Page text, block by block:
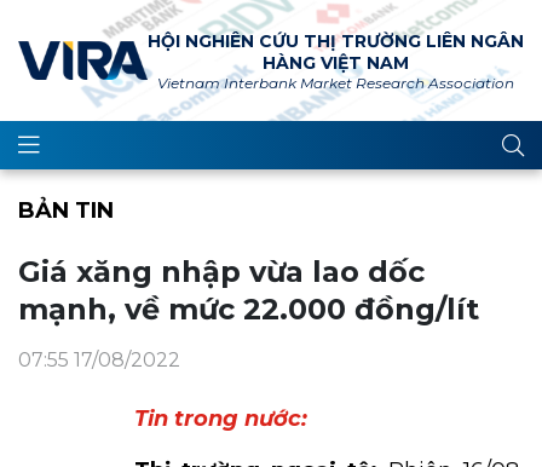
HỘI NGHIÊN CỨU THỊ TRƯỜNG LIÊN NGÂN
HÀNG VIỆT NAM
Vietnam Interbank Market Research Association
BẢN TIN
Giá xăng nhập vừa lao dốc
mạnh, về mức 22.000 đồng/lít
07:55 17/08/2022
Tin trong nước: